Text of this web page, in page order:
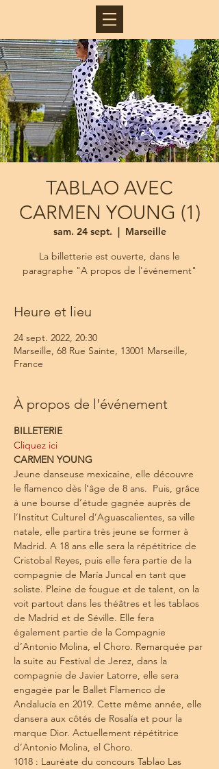
TABLAO AVEC
CARMEN YOUNG (1)
sam. 24 sept.
  |
Marseille
La billetterie est ouverte, dans le
paragraphe "A propos de l'événement"
Heure et lieu
24 sept. 2022, 20:30
Marseille, 68 Rue Sainte, 13001 Marseille,
France
À propos de l'événement
BILLETERIE
Cliquez ici
CARMEN YOUNG
Jeune danseuse mexicaine, elle découvre
le flamenco dès l’âge de 8 ans.  Puis, grâce
à une bourse d’étude gagnée auprès de
l’Institut Culturel d’Aguascalientes, sa ville
natale, elle partira très jeune se former à
Madrid. A 18 ans elle sera la répétitrice de
Cristobal Reyes, puis elle fera partie de la
compagnie de María Juncal en tant que
soliste. Pleine de fougue et de talent, on la
voit partout dans les théâtres et les tablaos
de Madrid et de Séville. Elle fera
également partie de la Compagnie
d’Antonio Molina, el Choro. Remarquée par
la suite au Festival de Jerez, dans la
compagnie de Javier Latorre, elle sera
engagée par le Ballet Flamenco de
Andalucía en 2019. Cette même année, elle
dansera aux côtés de Rosalía et pour la
marque Dior. Actuellement répétitrice
d’Antonio Molina, el Choro.
1018 : Lauréate du concours Tablao Las